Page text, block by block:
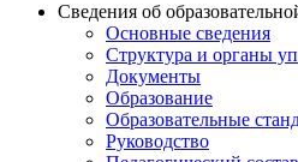
Сведения об
Основные сведения
Структура и органы
Документы
Образование
Образовательные
Руководство